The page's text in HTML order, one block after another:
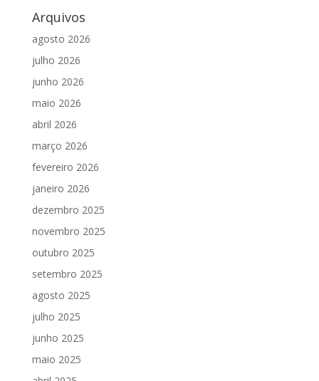
Arquivos
agosto 2026
julho 2026
junho 2026
maio 2026
abril 2026
março 2026
fevereiro 2026
janeiro 2026
dezembro 2025
novembro 2025
outubro 2025
setembro 2025
agosto 2025
julho 2025
junho 2025
maio 2025